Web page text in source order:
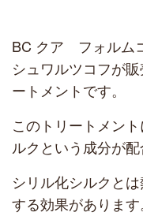
BC クア フォルム
シュワルツコフが
ートメントです。
このトリートメン
ルクという成分が配
シリル化シルクと
する効果があります